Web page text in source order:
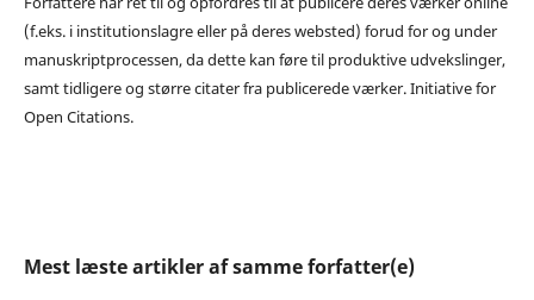
(f.eks. i institutionslagre eller på deres websted) forud for og under
manuskriptprocessen, da dette kan føre til produktive udvekslinger,
samt tidligere og større citater fra publicerede værker. Initiative for
Open Citations.
Mest læste artikler af samme forfatter(e)